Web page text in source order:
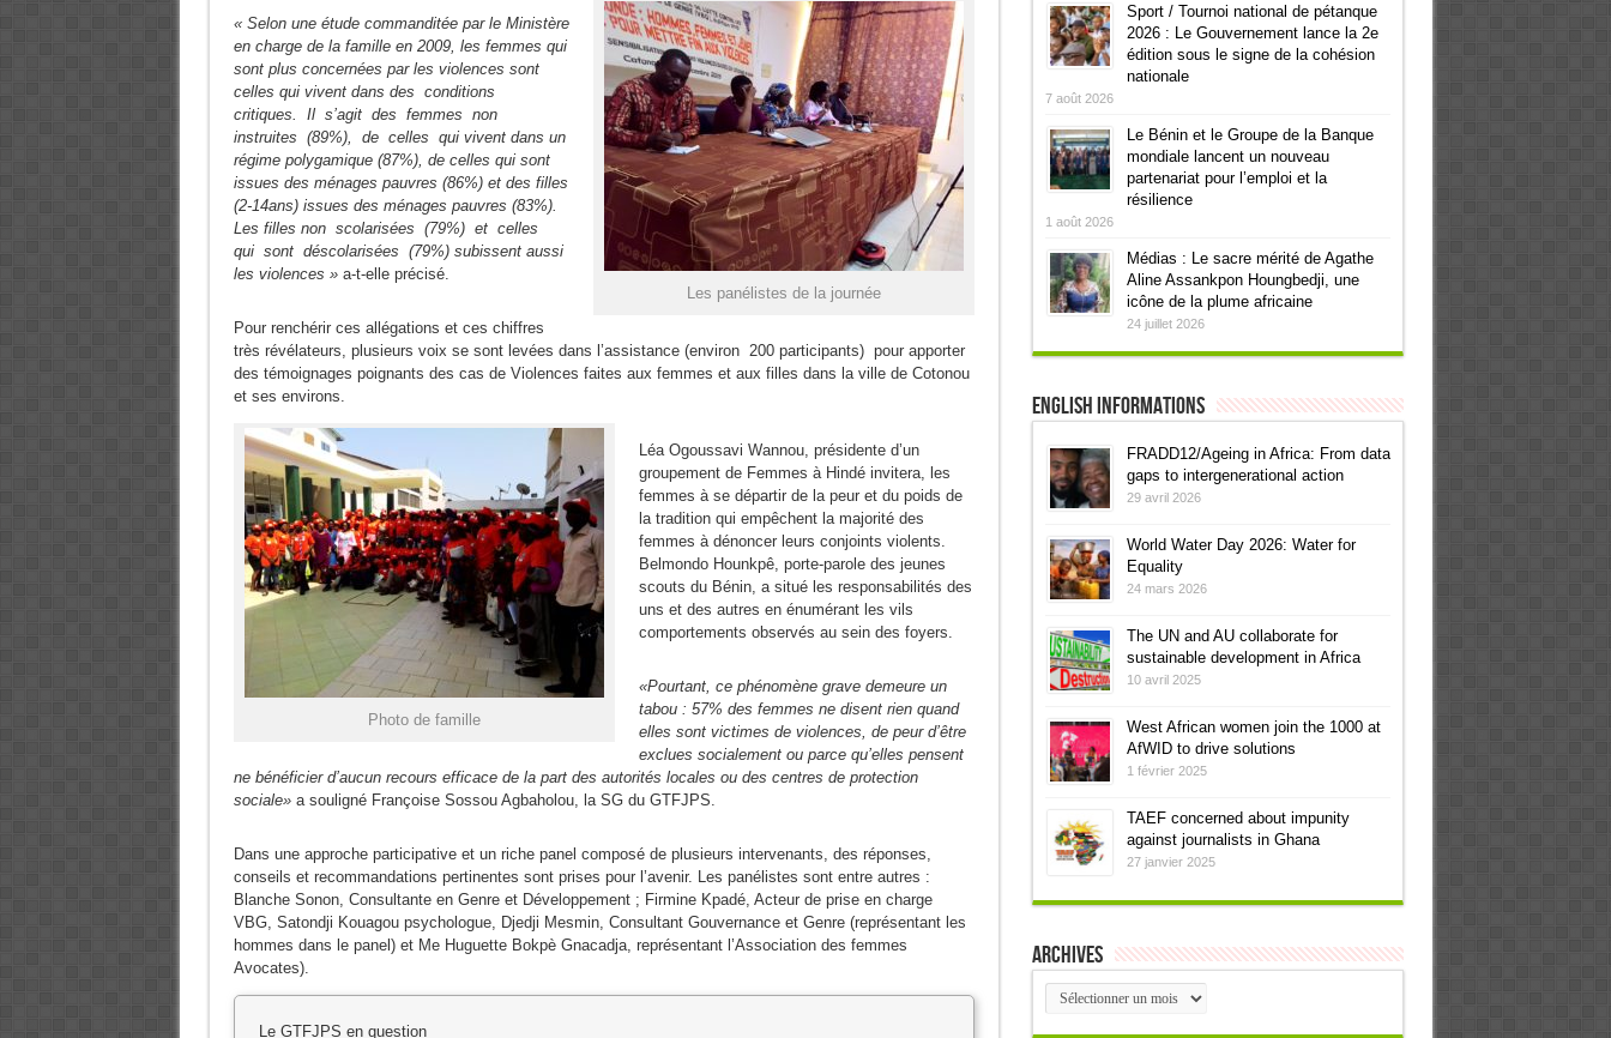
Les panélistes de la journée
« Selon une étude commanditée par le Ministère
en charge de la famille en 2009, les femmes qui
sont plus concernées par les violences sont
celles qui vivent dans des conditions
critiques. Il s’agit des femmes non
instruites (89%), de celles qui vivent dans un
régime polygamique (87%), de celles qui sont
issues des ménages pauvres (86%) et des filles
(2-14ans) issues des ménages pauvres (83%).
Les filles non scolarisées (79%) et celles
qui sont déscolarisées (79%) subissent aussi
les violences »a-t-elle précisé.
Pour renchérir ces allégations et ces chiffres
très révélateurs, plusieurs voix se sont levées dans l’assistance (environ 200 participants) pour apporter
des témoignages poignants des cas de Violences faites aux femmes et aux filles dans la ville de Cotonou
et ses environs.
Photo de famille
Léa Ogoussavi Wannou, présidente d’un
groupement de Femmes à Hindé invitera, les
femmes à se départir de la peur et du poids de
la tradition qui empêchent la majorité des
femmes à dénoncer leurs conjoints violents.
Belmondo Hounkpê, porte-parole des jeunes
scouts du Bénin, a situé les responsabilités des
uns et des autres en énumérant les vils
comportements observés au sein des foyers.
«Pourtant, ce phénomène grave demeure un
tabou : 57% des femmes ne disent rien quand
elles sont victimes de violences, de peur d’être
exclues socialement ou parce qu’elles pensent
ne bénéficier d’aucun recours efficace de la part des autorités locales ou des centres de protection
sociale»a souligné Françoise Sossou Agbaholou, la SG du GTFJPS.
Dans une approche participative et un riche panel composé de plusieurs intervenants, des réponses,
conseils et recommandations pertinentes sont prises pour l’avenir. Les panélistes sont entre autres :
Blanche Sonon, Consultante en Genre et Développement ; Firmine Kpadé, Acteur de prise en charge
VBG, Satondji Kouagou psychologue, Djedji Mesmin, Consultant Gouvernance et Genre (représentant les
hommes dans le panel) et Me Huguette Bokpè Gnacadja, représentant l’Association des femmes
Avocates).
Le GTFJPS en question
Sport / Tournoi national de pétanque
2026 : Le Gouvernement lance la 2e
édition sous le signe de la cohésion
nationale
7 août 2026
Le Bénin et le Groupe de la Banque
mondiale lancent un nouveau
partenariat pour l’emploi et la
résilience
1 août 2026
Médias : Le sacre mérité de Agathe
Aline Assankpon Houngbedji, une
icône de la plume africaine
24 juillet 2026
English informations
FRADD12/Ageing in Africa: From data
gaps to intergenerational action
29 avril 2026
World Water Day 2026: Water for
Equality
24 mars 2026
The UN and AU collaborate for
sustainable development in Africa
10 avril 2025
West African women join the 1000 at
AfWID to drive solutions
1 février 2025
TAEF concerned about impunity
against journalists in Ghana
27 janvier 2025
Archives
Archives